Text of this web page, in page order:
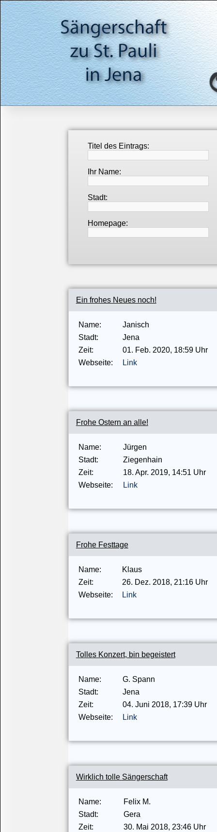
Titel des Eintrags:
Ihr Name:
Stadt:
Homepage:
Ein frohes Neues noch!
Name:
Janisch
Stadt:
Jena
Zeit:
01. Feb. 2020, 18:59 Uhr
Webseite:
Link
Frohe Ostern an alle!
Name:
Jürgen
Stadt:
Ziegenhain
Zeit:
18. Apr. 2019, 14:51 Uhr
Webseite:
Link
Frohe Festtage
Name:
Klaus
Zeit:
26. Dez. 2018, 21:16 Uhr
Webseite:
Link
Tolles Konzert, bin begeistert
Name:
G. Spann
Stadt:
Jena
Zeit:
04. Juni 2018, 17:39 Uhr
Webseite:
Link
Wirklich tolle Sängerschaft
Name:
Felix M.
Stadt:
Gera
Zeit:
30. Mai 2018, 23:46 Uhr